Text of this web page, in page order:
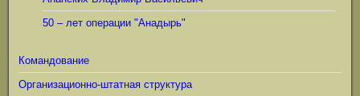
50 – лет операции "Анадырь"
Командование
Организационно-штатная структура